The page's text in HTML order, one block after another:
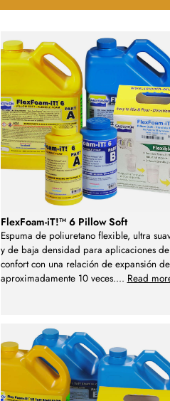
FlexFoam-iT!™ 6 Pillow Soft
Espuma de poliuretano flexible, ultra
y de baja densidad para aplicaciones de
confort con una relación de expansión de
aproximadamente 10 veces.... Read